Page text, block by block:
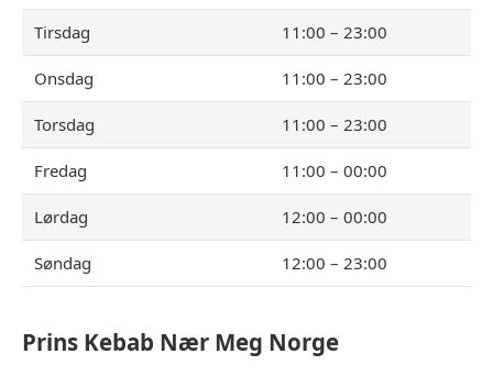
Tirsdag 11:00 – 23:00
Onsdag 11:00 – 23:00
Torsdag 11:00 – 23:00
Fredag 11:00 – 00:00
Lørdag 12:00 – 00:00
Søndag 12:00 – 23:00
Prins Kebab Nær Meg Norge